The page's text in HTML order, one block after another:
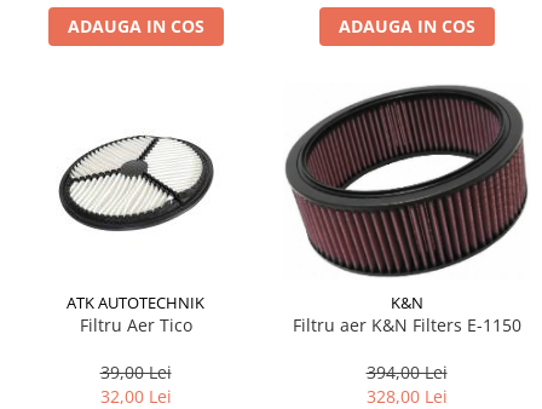
ADAUGA IN COS ADAUGA IN COS
ATK AUTOTECHNIK
Filtru Aer Tico
39,00 Lei
32,00 Lei
K&N
Filtru aer K&N Filters E-1150
394,00 Lei
328,00 Lei